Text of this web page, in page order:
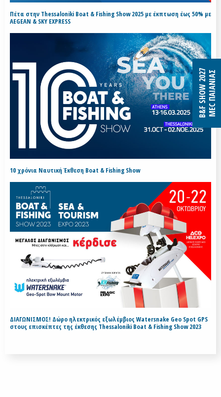
Πέτα στην Thessaloniki Boat & Fishing Show 2025 με έκπτωση έως 50% με
AEGEAN & SKY EXPRESS
10 χρόνια Ναυτική Έκθεση Boat & Fishing Show
ΔΙΑΓΩΝΙΣΜΟΣ! Δώρο ηλεκτρικός εξωλέμβιος Watersnake Geo Spot GPS
στους επισκέπτες της έκθεσης Thessaloniki Boat & Fishing Show 2023
B&F SHOW 2027MEC ΠΑΙΑΝΙΑΣ